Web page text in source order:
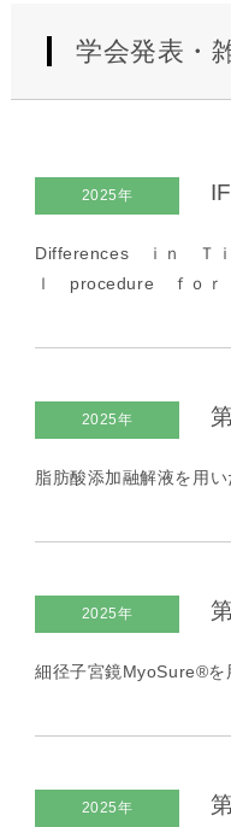
学会発表・
2025年
Differences ｉｎ Ｔ
ｌ procedure ｆｏｒ
2025年
脂肪酸添加融解液を用
2025年
細径子宮鏡MyoSure®を
2025年